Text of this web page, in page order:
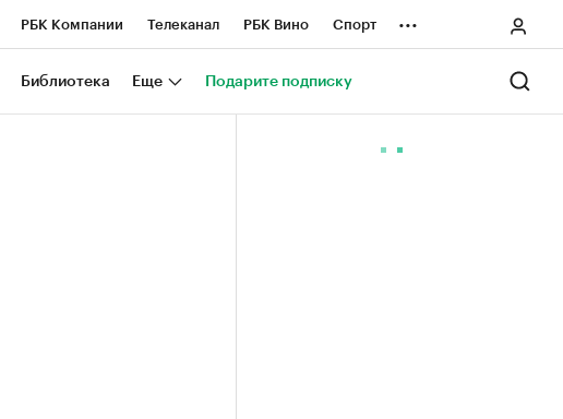
РБК Компании Телеканал РБК Вино Спорт
Национальные проекты Город
...
Библиотека Еще Подарите подписку